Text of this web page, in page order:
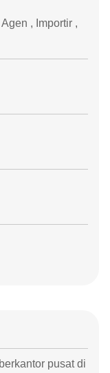
, Importir ,
pusat di